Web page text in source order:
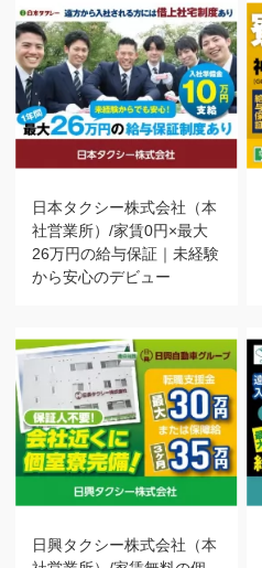
日本タクシー株式会社（本
社営業所）/家賃0円×最大
26万円の給与保証｜未経験
から安心のデビュー
日興タクシー株式会社（本